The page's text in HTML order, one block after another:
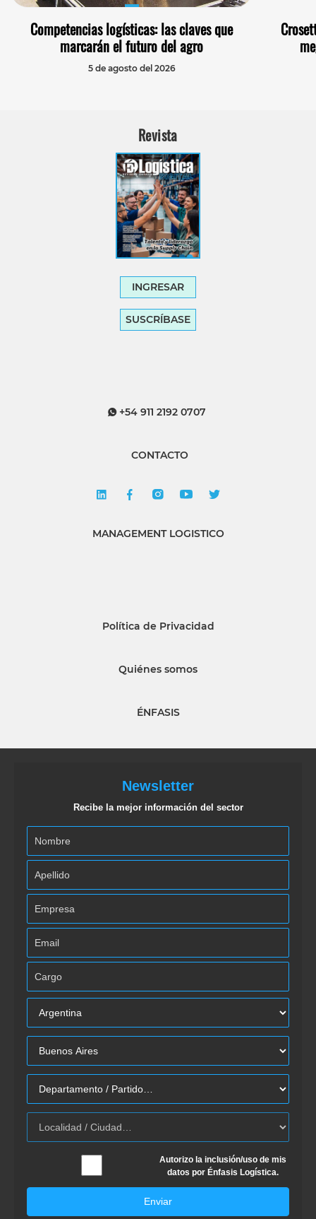
Competencias logísticas: las claves que
marcarán el futuro del agro
5 de agosto del 2026
Revista
INGRESAR
SUSCRÍBASE
+54 911 2192 0707
CONTACTO
MANAGEMENT LOGISTICO
Política de Privacidad
Quiénes somos
ÉNFASIS
Newsletter
Recibe la mejor información del sector
Autorizo la inclusión/uso de mis
datos por Énfasis Logística.
Enviar